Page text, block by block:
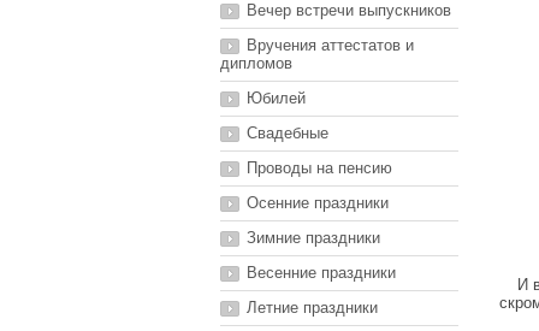
Вечер встречи выпускников
Вручения аттестатов и
дипломов
Юбилей
Свадебные
Проводы на пенсию
Осенние праздники
Зимние праздники
Весенние праздники
Летние праздники
И